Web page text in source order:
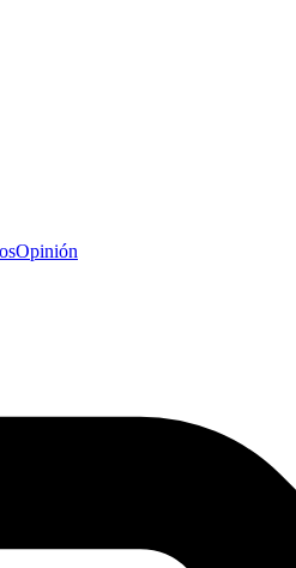
Opinión